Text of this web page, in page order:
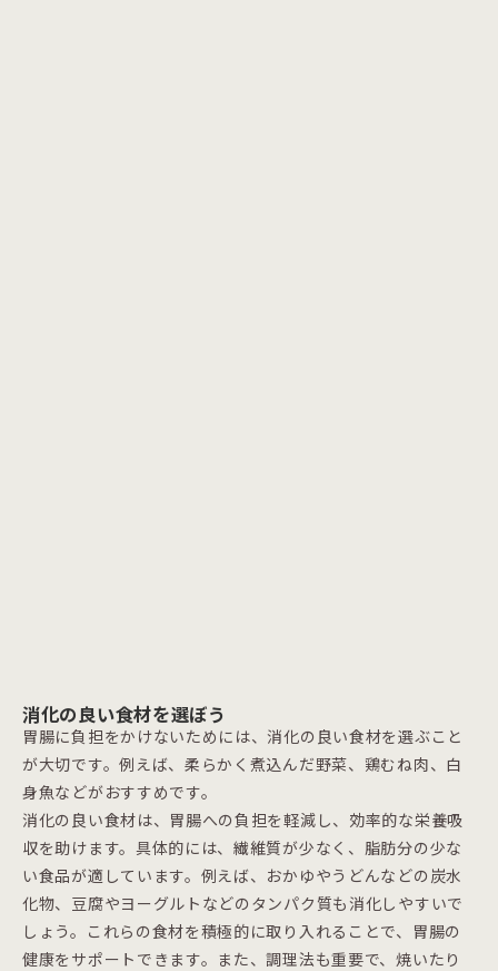
消化の良い食材を選ぼう
胃腸に負担をかけないためには、消化の良い食材を選ぶこと
が大切です。例えば、柔らかく煮込んだ野菜、鶏むね肉、白
身魚などがおすすめです。
消化の良い食材は、胃腸への負担を軽減し、効率的な栄養吸
収を助けます。具体的には、繊維質が少なく、脂肪分の少な
い食品が適しています。例えば、おかゆやうどんなどの炭水
化物、豆腐やヨーグルトなどのタンパク質も消化しやすいで
しょう。これらの食材を積極的に取り入れることで、胃腸の
健康をサポートできます。また、調理法も重要で、焼いたり